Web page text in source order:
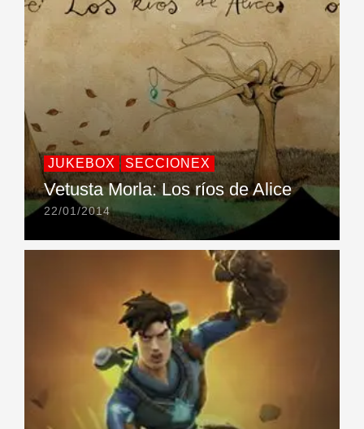
JUKEBOX SECCIONEX
Vetusta Morla: Los ríos de Alice
22/01/2014